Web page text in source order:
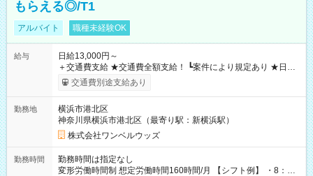
もらえる◎/T1
アルバイト 職種未経験OK
給与
日給13,000円～
＋交通費支給 ★交通費全額支給！ ┗案件により規定あり ★日払
いOK！（規定あり） ┗働いたその日に現金GET♪ お仕事後はコ
ンビニATMから 日払い分を引き落とせます！ 【試用期間】試
交通費別途支給あり
勤務地
横浜市港北区
神奈川県横浜市港北区（最寄り駅：新横浜駅）
株式会社ワンベルウッズ
勤務時間
勤務時間は指定なし
変形労働時間制 想定労働時間160時間/月 【シフト例】 ・8：00